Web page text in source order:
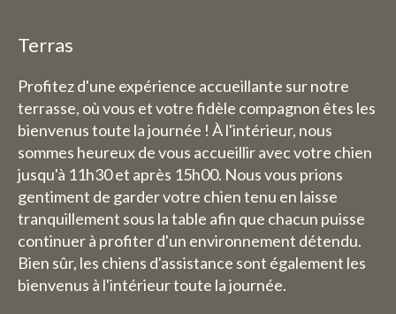
Terras
Profitez d'une expérience accueillante sur notre
terrasse, où vous et votre fidèle compagnon êtes les
bienvenus toute la journée ! À l'intérieur, nous
sommes heureux de vous accueillir avec votre chien
jusqu'à 11h30 et après 15h00. Nous vous prions
gentiment de garder votre chien tenu en laisse
tranquillement sous la table afin que chacun puisse
continuer à profiter d'un environnement détendu.
Bien sûr, les chiens d'assistance sont également les
bienvenus à l'intérieur toute la journée.
La semaine du 3 août au 9 août,
pour les nuitées.